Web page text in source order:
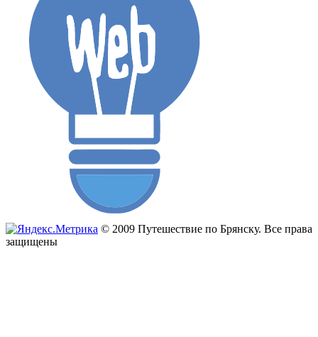
© 2009 Путешествие по Брянску. Все права
защищены